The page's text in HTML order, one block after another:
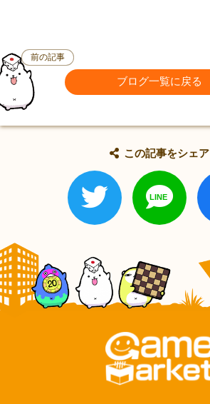
前の記事
ブログ一覧に戻る
この記事をシェア